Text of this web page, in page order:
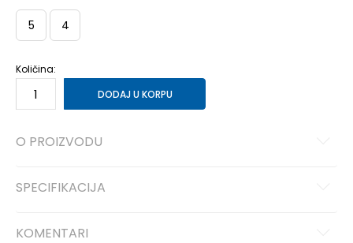
5 4
Količina:
DODAJ U KORPU
O PROIZVODU
SPECIFIKACIJA
KOMENTARI